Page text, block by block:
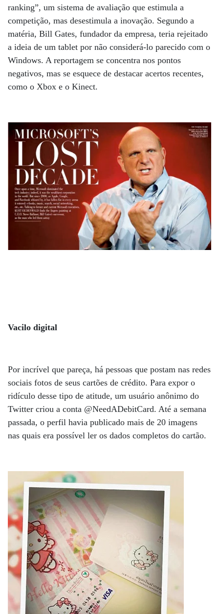
ranking”, um sistema de avaliação que estimula a
competição, mas desestimula a inovação. Segundo a
matéria, Bill Gates, fundador da empresa, teria rejeitado
a ideia de um tablet por não considerá-lo parecido com o
Windows. A reportagem se concentra nos pontos
negativos, mas se esquece de destacar acertos recentes,
como o Xbox e o Kinect.
Vacilo digital
Por incrível que pareça, há pessoas que postam nas redes
sociais fotos de seus cartões de crédito. Para expor o
ridículo desse tipo de atitude, um usuário anônimo do
Twitter criou a conta @NeedADebitCard. Até a semana
passada, o perfil havia publicado mais de 20 imagens
nas quais era possível ler os dados completos do cartão.